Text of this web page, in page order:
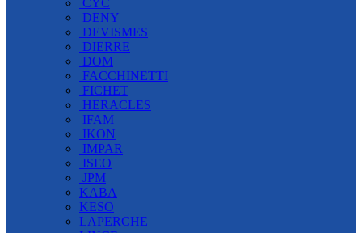
CYC
DENY
DEVISMES
DIERRE
DOM
FACCHINETTI
FICHET
HERACLES
IFAM
IKON
IMPAR
ISEO
JPM
KABA
KESO
LAPERCHE